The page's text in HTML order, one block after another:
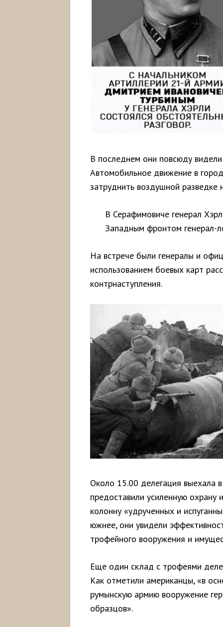
В последнем они повсюду
Автомобильное движение в
затруднить воздушной
В Серафимовиче генерал
Западным фронтом генерал-
На встрече были генералы и
использованием боевых карт
контрнаступления.
Около 15.00 делегация выехала
предоставили усиленную
колонну «удрученных и
южнее, они увидели
трофейного вооружения и
Еще один склад с трофеями
Как отметили американцы, «в
румынскую армию вооружение
образцов».